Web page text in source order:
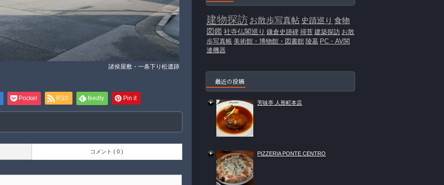
諸侯屋敷・一条下り松遺跡
Pocket RSS feedly Pin it
コメント ( 0 )
建物探訪 お散歩写真帖 史蹟巡り 食物
図鑑社寺仏閣巡り 鎌倉史跡碑 掃苔 建築探訪 お散
歩写真帳 美術館・博物館・図書館 陵墓 PC・AV関
連機器
最近の投稿
芳味亭 人形町本店
PIZZERIA PONTE CENTRO